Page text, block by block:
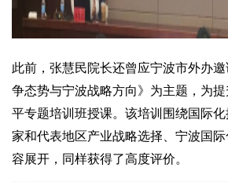
此前，张慧民院长还曾应宁波市外办
争态势与宁波战略方向》为主题，为
平专题培训班授课。该培训围绕国际
家和代表地区产业战略选择、宁波国
容展开，同样获得了高度评价。